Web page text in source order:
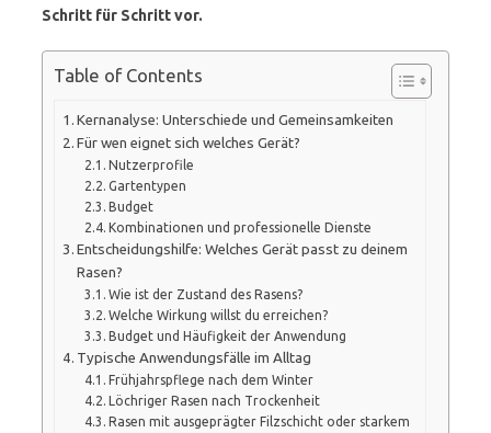
Schritt für Schritt vor.
Table of Contents
Kernanalyse: Unterschiede und Gemeinsamkeiten
Für wen eignet sich welches Gerät?
Nutzerprofile
Gartentypen
Budget
Kombinationen und professionelle Dienste
Entscheidungshilfe: Welches Gerät passt zu deinem
Rasen?
Wie ist der Zustand des Rasens?
Welche Wirkung willst du erreichen?
Budget und Häufigkeit der Anwendung
Typische Anwendungsfälle im Alltag
Frühjahrspflege nach dem Winter
Löchriger Rasen nach Trockenheit
Rasen mit ausgeprägter Filzschicht oder starkem